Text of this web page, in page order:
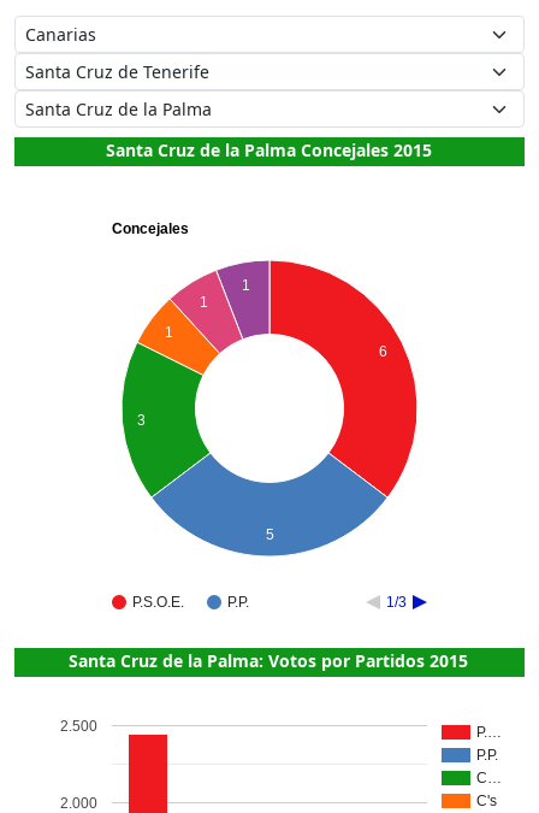
Santa Cruz de la Palma Concejales 2015
Concejales
P.S.O.E. P.P. 1/3
6
1
1
1
3
5
Santa Cruz de la Palma: Votos por Partidos 2015
P.…
P.P.
C…
C's
2.000
2.500